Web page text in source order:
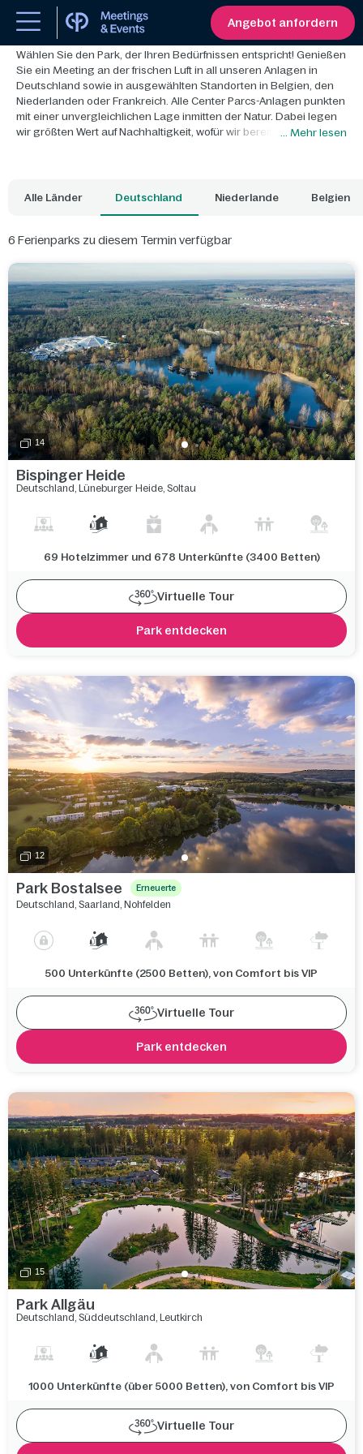
Angebot anfordern
Entdecken Sie unsere Parks in Europa
Wählen Sie den Park, der Ihren Bedürfnissen entspricht! Genießen
Sie ein Meeting an der frischen Luft in all unseren Anlagen in
Deutschland sowie in ausgewählten Standorten in Belgien, den
Niederlanden oder Frankreich. Alle Center Parcs-Anlagen punkten
mit einer unvergleichlichen Lage inmitten der Natur. Dabei legen
wir größten Wert auf Nachhaltigkeit, wofür wir bereits mehrfach
... Mehr lesen
Alle Länder Deutschland Niederlande Belgien
6 Ferienparks zu diesem Termin verfügbar
14
Bispinger Heide
Deutschland, Lüneburger Heide, Soltau
69 Hotelzimmer und 678 Unterkünfte (3400 Betten)
Virtuelle Tour
Park entdecken
12
Park Bostalsee Erneuerte
Deutschland, Saarland, Nohfelden
500 Unterkünfte (2500 Betten), von Comfort bis VIP
Virtuelle Tour
Park entdecken
15
Park Allgäu
Deutschland, Süddeutschland, Leutkirch
1000 Unterkünfte (über 5000 Betten), von Comfort bis VIP
Virtuelle Tour